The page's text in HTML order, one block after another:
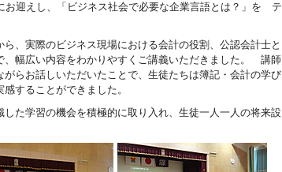
迎えし、「ビジネス社会で必要な企業言語とは？」を テ
、実際のビジネス現場における会計の役割、公認会計士と
、幅広い内容をわかりやすくご講義いただきました。 講師
らお話しいただいたことで、生徒たちは簿記・会計の学び
することができました。
た学習の機会を積極的に取り入れ、生徒一人一人の将来設